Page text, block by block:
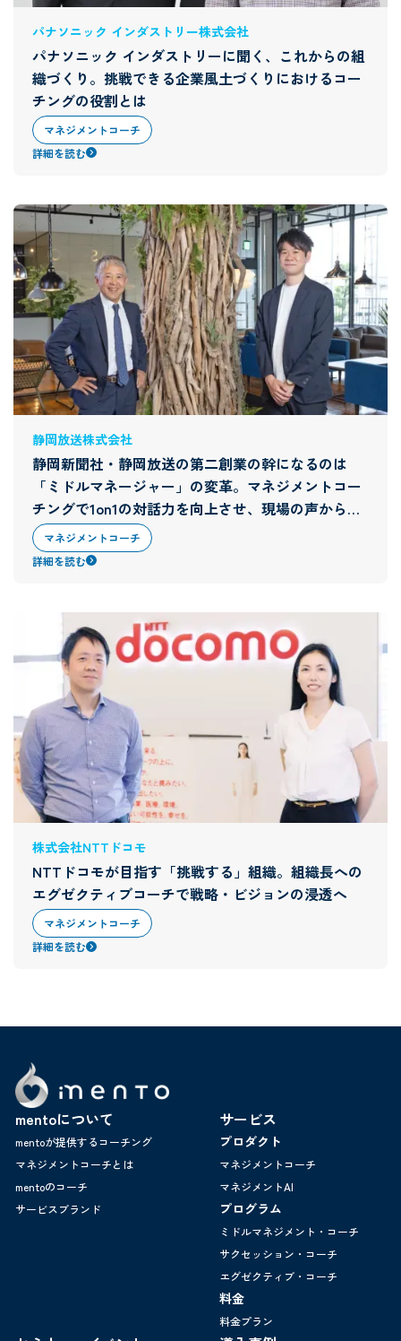
パナソニック インダストリー株式会社
パナソニック インダストリーに聞く、これからの組
織づくり。挑戦できる企業風土づくりにおけるコー
チングの役割とは
マネジメントコーチ
詳細を読む
静岡放送株式会社
静岡新聞社・静岡放送の第二創業の幹になるのは
「ミドルマネージャー」の変革。マネジメントコー
チングで1on1の対話力を向上させ、現場の声から局
と会社を超えた連携へ
マネジメントコーチ
詳細を読む
株式会社NTTドコモ
NTTドコモが目指す「挑戦する」組織。組織長への
エグゼクティブコーチで戦略・ビジョンの浸透へ
マネジメントコーチ
詳細を読む
mentoについて
mentoが提供するコーチング
マネジメントコーチとは
mentoのコーチ
サービスブランド
サービス
プロダクト
マネジメントコーチ
マネジメントAI
プログラム
ミドルマネジメント・コーチ
サクセッション・コーチ
エグゼクティブ・コーチ
料金
料金プラン